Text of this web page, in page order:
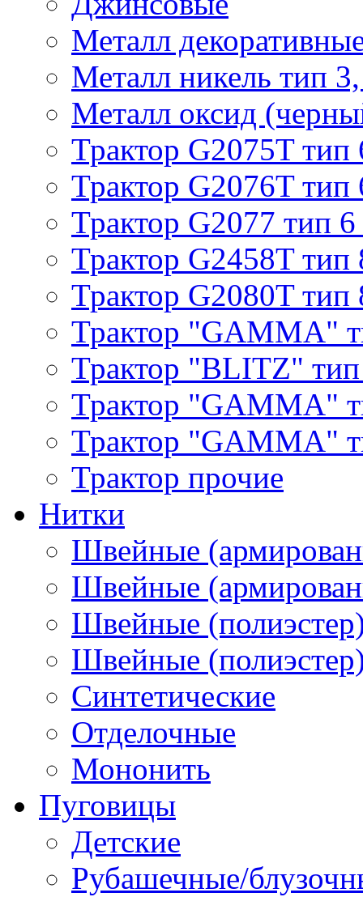
Металл
Металл никель тип
Металл оксид
Трактор G2075T тип
Трактор G2076T тип
Трактор G2077 тип 6
Трактор G2458T тип
Трактор G2080T тип
Трактор "GAMMA"
Трактор "BLITZ"
Трактор "GAMMA"
Трактор "GAMMA"
Трактор прочие
Нитки
Швейные
Швейные
Швейные
Швейные
Синтетические
Отделочные
Мононить
Пуговицы
Детские
Рубашечные/